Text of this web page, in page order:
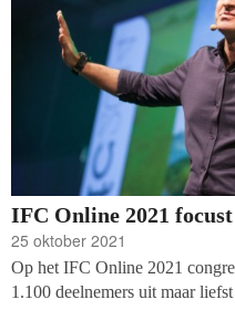
IFC Online 2021
25 oktober 2021
Op het IFC Online 2021
1.100 deelnemers uit maar